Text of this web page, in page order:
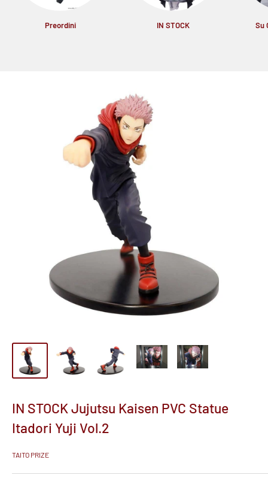
Preordini IN STOCK Su
IN STOCK Jujutsu Kaisen PVC Statue
Itadori Yuji Vol.2
TAITO PRIZE